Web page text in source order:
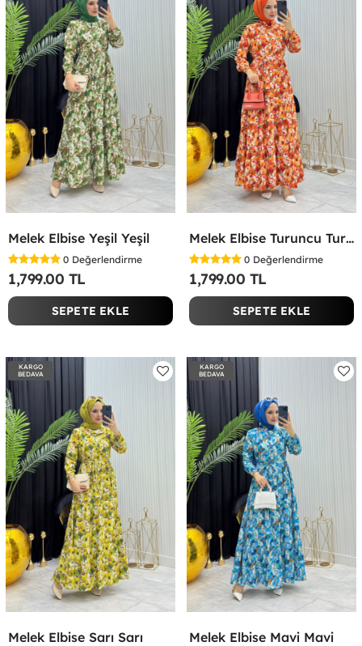
Melek Elbise Yeşil Yeşil
0 Değerlendirme
1,799.00 TL
SEPETE EKLE
Melek Elbise Turuncu Turuncu
0 Değerlendirme
1,799.00 TL
SEPETE EKLE
KARGO
BEDAVA
Melek Elbise Sarı Sarı
KARGO
BEDAVA
Melek Elbise Mavi Mavi